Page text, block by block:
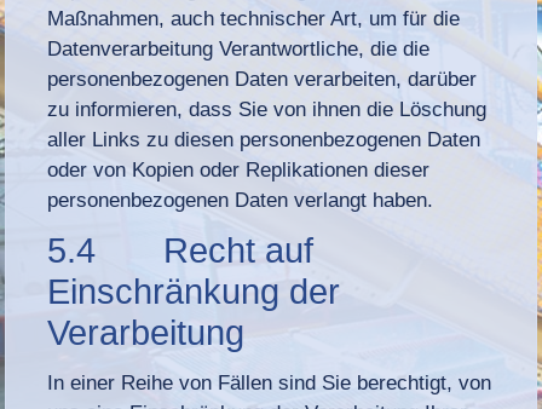
Maßnahmen, auch technischer Art, um für die
Datenverarbeitung Verantwortliche, die die
personenbezogenen Daten verarbeiten, darüber
zu informieren, dass Sie von ihnen die Löschung
aller Links zu diesen personenbezogenen Daten
oder von Kopien oder Replikationen dieser
personenbezogenen Daten verlangt haben.
5.4 Recht auf
Einschränkung der
Verarbeitung
In einer Reihe von Fällen sind Sie berechtigt, von